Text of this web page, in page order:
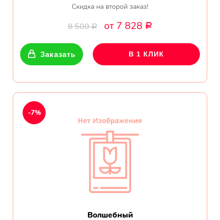
Прекрасный букет отличная
Олег
Тымовское,
Сахалинская
компетентную помощь в
выборе букета. Спасибо
большое. Доставка пришла
вовремя. Остаюсь Вашим
Гидроторф,
Нижегороская
Скидка на второй заказ!
8 500Р от 7 828 Р
Заказать В 1 КЛИК
Волшебный
-7%